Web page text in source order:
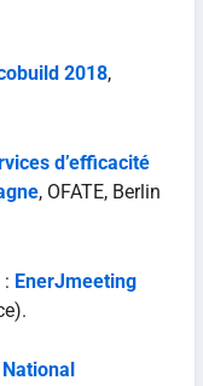
2018,
d’efficacité
, OFATE, Berlin
EnerJmeeting